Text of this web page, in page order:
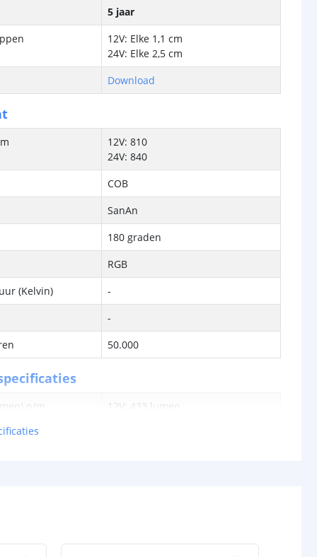
5 jaar
12V: Elke 1,1 cm
24V: Elke 2,5 cm
Download
12V: 810
24V: 840
COB
SanAn
180 graden
RGB
(Kelvin)
-
-
50.000
p/m
12V: 433 lumen
24V: 0,017 watt